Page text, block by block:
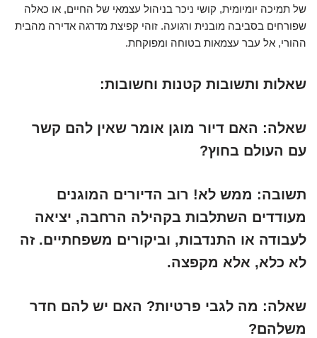
של תמיכה יומיומית, קושי ניכר בניהול עצמאי של החיים, או כאלה
שפורחים בסביבה מובנית ורגועה. זוהי קפיצת מדרגה אדירה מהבית
ההורי, אל עבר עצמאות בטוחה ומפוקחת.
שאלות ותשובות קטנות וחשובות:
שאלה: האם דיור מוגן אומר שאין להם קשר
עם העולם בחוץ?
תשובה: ממש לא! רוב הדיורים המוגנים
מעודדים השתלבות בקהילה הרחבה, יציאה
לעבודה או התנדבות, וביקורים משפחתיים. זה
לא כלא, אלא מקפצה.
שאלה: מה לגבי פרטיות? האם יש להם חדר
משלהם?